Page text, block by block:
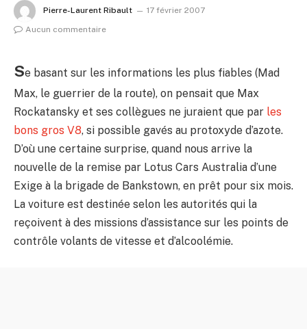
Pierre-Laurent Ribault
17 février 2007
Aucun commentaire
Se basant sur les informations les plus fiables (Mad
Max, le guerrier de la route), on pensait que Max
Rockatansky et ses collègues ne juraient que par les
bons gros V8, si possible gavés au protoxyde d’azote.
D’où une certaine surprise, quand nous arrive la
nouvelle de la remise par Lotus Cars Australia d’une
Exige à la brigade de Bankstown, en prêt pour six mois.
La voiture est destinée selon les autorités qui la
reçoivent à des missions d’assistance sur les points de
contrôle volants de vitesse et d’alcoolémie.